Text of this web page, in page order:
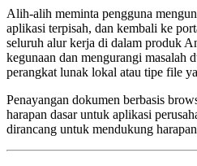
Alih-alih meminta pengguna
aplikasi terpisah, dan kembali ke
seluruh alur kerja di dalam produk
kegunaan dan mengurangi masalah
perangkat lunak lokal atau tipe file
Penayangan dokumen berbasis
harapan dasar untuk aplikasi
dirancang untuk mendukung